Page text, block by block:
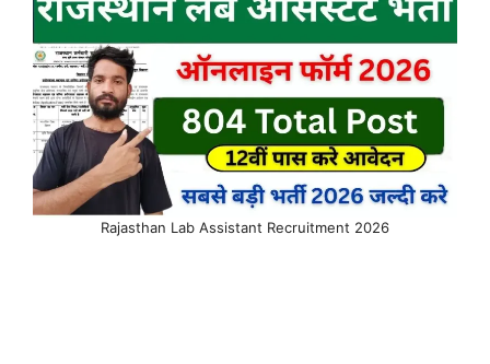
Rajasthan Lab Assistant Recruitment 2026